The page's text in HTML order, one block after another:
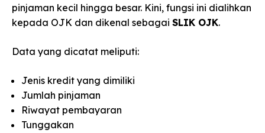
pinjaman kecil hingga besar. Kini, fungsi ini dialihkan
kepada OJK dan dikenal sebagai SLIK OJK.
Data yang dicatat meliputi:
Jenis kredit yang dimiliki
Jumlah pinjaman
Riwayat pembayaran
Tunggakan